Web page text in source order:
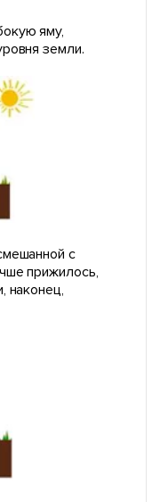
яму,
земли.
с
прижилось,
наконец,